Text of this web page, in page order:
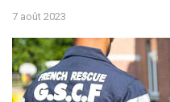
7 août 2023